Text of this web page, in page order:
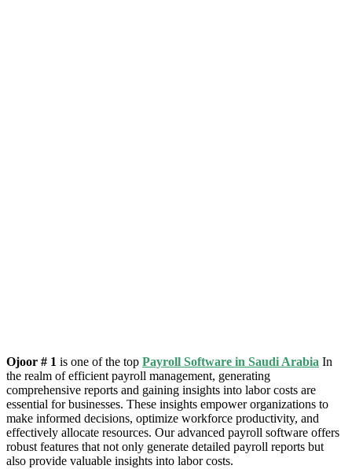
Ojoor # 1 is one of the top Payroll Software in Saudi Arabia In
the realm of efficient payroll management, generating
comprehensive reports and gaining insights into labor costs are
essential for businesses. These insights empower organizations to
make informed decisions, optimize workforce productivity, and
effectively allocate resources. Our advanced payroll software offers
robust features that not only generate detailed payroll reports but
also provide valuable insights into labor costs.